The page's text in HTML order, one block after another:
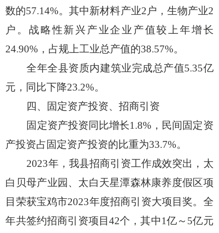
数的57.14%。其中新材料产业2户，生物产业2
户。战略性新兴产业企业产值较上年增长
24.90%，占规上工业总产值的38.57%。
全年全县资质内建筑业完成总产值5.35亿
元，同比下降23.2%。
四、固定资产投资、招商引资
固定资产投资同比增长1.8%，民间固定资
产投资占固定资产投资的比重为33.7%。
2023年，我县招商引资工作成效突出，太
白贝母产业园、太白天星潭森林康养度假区项
目荣获宝鸡市2023年度招商引资大项目奖。全
年共签约招商引资项目42个，其中1亿～5亿元